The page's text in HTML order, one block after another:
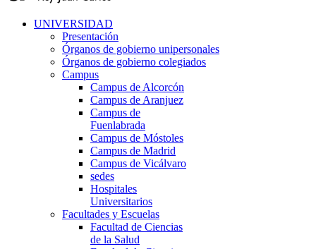
UNIVERSIDAD
Presentación
Órganos de gobierno unipersonales
Órganos de gobierno colegiados
Campus
Campus de Alcorcón
Campus de Aranjuez
Campus de
Fuenlabrada
Campus de Móstoles
Campus de Madrid
Campus de Vicálvaro
sedes
Hospitales
Universitarios
Facultades y Escuelas
Facultad de Ciencias
de la Salud